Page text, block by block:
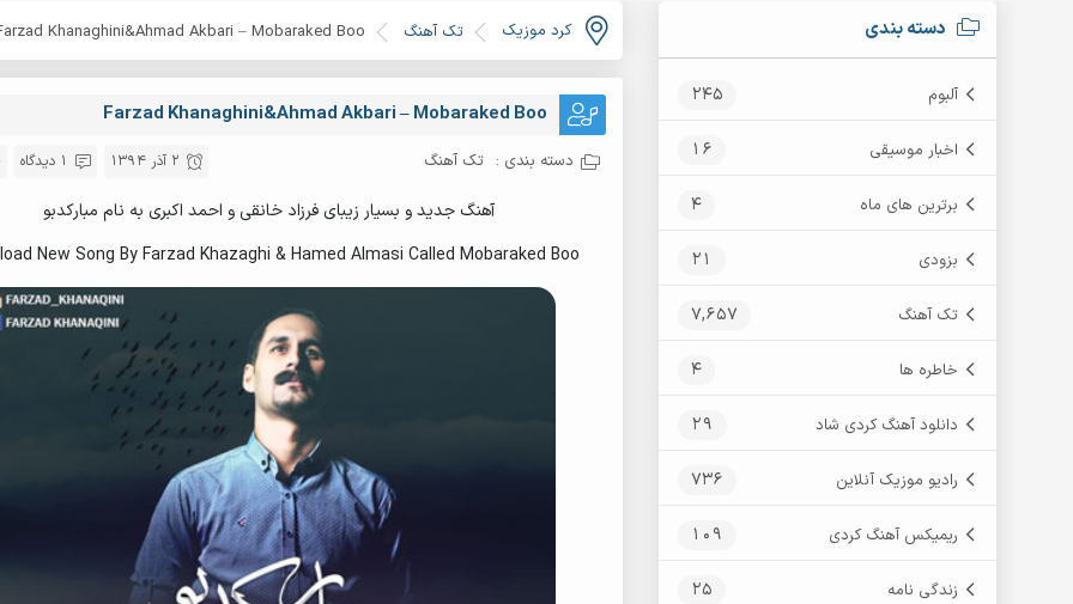
دسته بندی
آلبوم 245
اخبار موسیقی 16
برترین های ماه 4
بزودی 21
تک آهنگ 7,657
خاطره ها 4
دانلود آهنگ کردی شاد 29
رادیو موزیک آنلاین 736
ریمیکس آهنگ کردی 109
زندگی نامه 25
کرد موزیک تک آهنگ Khanaghini&Ahmad Akbari – Mobaraked Boo
Farzad Khanaghini&Ahmad Akbari – Mobaraked Boo
دسته بندی : تک آهنگ 1 دیدگاه 2 آذر 1394
آهنگ جدید و بسیار زیبای فرزاد خانقی و احمد اکبری به نام مبارکدبو
New Song By Farzad Khazaghi & Hamed Almasi Called Mobaraked Boo